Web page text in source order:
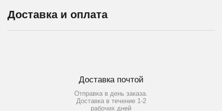
Доставка и оплата
Доставка почтой
Отправка в день заказа.
Доставка в течение 1-2
рабочих дней